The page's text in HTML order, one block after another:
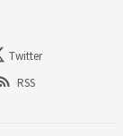
Twitter
RSS